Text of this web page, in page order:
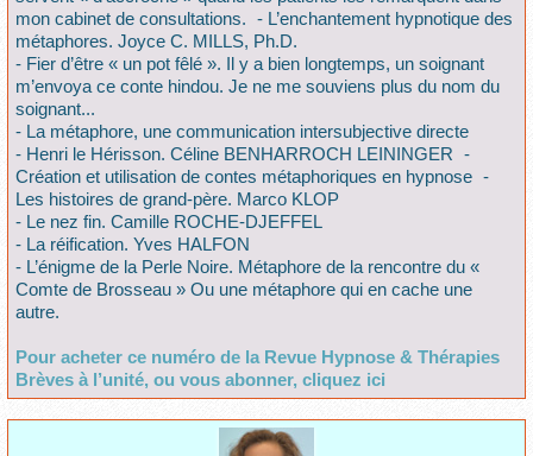
mon cabinet de consultations. - L’enchantement hypnotique des
métaphores. Joyce C. MILLS, Ph.D.
- Fier d’être « un pot fêlé ». Il y a bien longtemps, un soignant
m’envoya ce conte hindou. Je ne me souviens plus du nom du
soignant...
- La métaphore, une communication intersubjective directe
- Henri le Hérisson. Céline BENHARROCH LEININGER -
Création et utilisation de contes métaphoriques en hypnose -
Les histoires de grand-père. Marco KLOP
- Le nez fin. Camille ROCHE-DJEFFEL
- La réification. Yves HALFON
- L’énigme de la Perle Noire. Métaphore de la rencontre du «
Comte de Brosseau » Ou une métaphore qui en cache une
autre.
Pour acheter ce numéro de la Revue Hypnose & Thérapies
Brèves à l’unité, ou vous abonner, cliquez ici